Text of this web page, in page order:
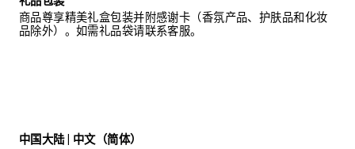
商品尊享精美礼盒包装并附感谢卡（香氛产品、护肤品和化妆
品除外）。如需礼品袋请联系客服。
中国大陆 | 中文（简体）